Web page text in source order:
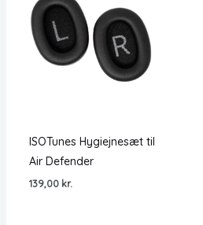
ISOTunes Hygiejnesæt til
Air Defender
139,00 kr.